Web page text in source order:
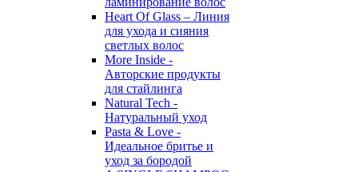
Heart Of Glass – Линия
для ухода и сияния
светлых волос
More Inside -
Авторские продукты
для стайлинга
Natural Tech -
Натуральный уход
Pasta & Love -
Идеальное бритье и
уход за бородой